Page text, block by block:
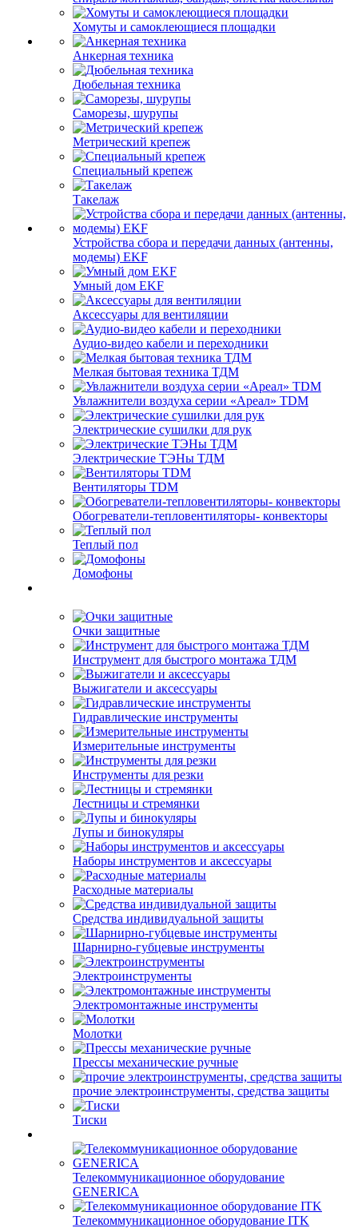
Хомуты и самоклеющиеся площадки
Анкерная техника
Дюбельная техника
Саморезы, шурупы
Метрический крепеж
Специальный крепеж
Такелаж
Устройства сбора и передачи данных (антенны,
модемы) EKF
Умный дом EKF
Аксессуары для вентиляции
Аудио-видео кабели и переходники
Мелкая бытовая техника ТДМ
Увлажнители воздуха серии «Ареал» TDM
Электрические сушилки для рук
Электрические ТЭНы ТДМ
Вентиляторы TDM
Обогреватели-тепловентиляторы- конвекторы
Теплый пол
Домофоны
Очки защитные
Инструмент для быстрого монтажа ТДМ
Выжигатели и аксессуары
Гидравлические инструменты
Измерительные инструменты
Инструменты для резки
Лестницы и стремянки
Лупы и бинокуляры
Наборы инструментов и аксессуары
Расходные материалы
Средства индивидуальной защиты
Шарнирно-губцевые инструменты
Электроинструменты
Электромонтажные инструменты
Молотки
Прессы механические ручные
прочие электроинструменты, средства защиты
Тиски
Телекоммуникационное оборудование
GENERICA
Телекоммуникационное оборудование ITK